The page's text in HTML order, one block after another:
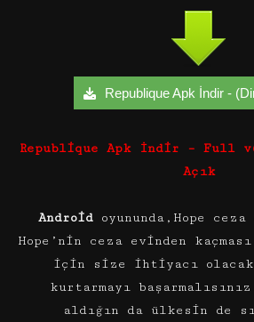
Republique Apk İndir -
Republique Apk İndir – Full
Açık
Android oyununda,Hope
Hope’nin ceza evinden
için size ihtiyacı
kurtarmayı
aldığın da ülkesin de